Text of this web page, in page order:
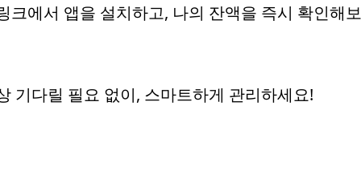
크에서 앱을 설치하고, 나의 잔액을 즉시 확인해
기다릴 필요 없이, 스마트하게 관리하세요!